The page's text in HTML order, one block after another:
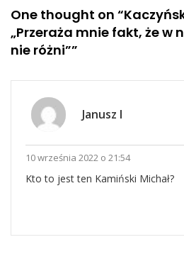
One thought on “
„Przeraża mnie fakt, że w
nie różni””
Janusz I
10 września 2022 o 21:54
Kto to jest ten Kamiński Michał?